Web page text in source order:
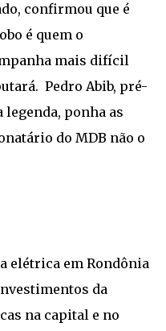
confirmou que é
é quem o
mais difícil
Pedro Abib, pré-
ponha as
do MDB não o
elétrica em Rondônia
da
na capital e no